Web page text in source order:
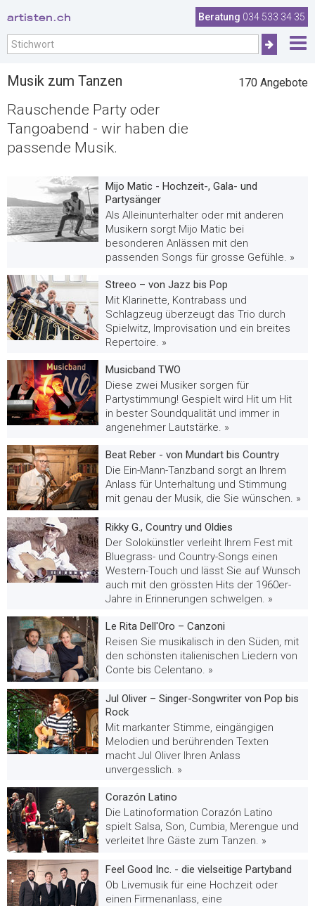
artisten.ch Beratung 034 533 34 35
Musik zum Tanzen
Rauschende Party oder
Tangoabend - wir haben die
passende Musik.
170 Angebote
Mijo Matic - Hochzeit-, Gala- und
Partysänger
Als Alleinunterhalter oder mit anderen
Musikern sorgt Mijo Matic bei
besonderen Anlässen mit den
passenden Songs für grosse Gefühle. »
Streeo – von Jazz bis Pop
Mit Klarinette, Kontrabass und
Schlagzeug überzeugt das Trio durch
Spielwitz, Improvisation und ein breites
Repertoire. »
Musicband TWO
Diese zwei Musiker sorgen für
Partystimmung! Gespielt wird Hit um Hit
in bester Soundqualität und immer in
angenehmer Lautstärke. »
Beat Reber - von Mundart bis Country
Die Ein-Mann-Tanzband sorgt an Ihrem
Anlass für Unterhaltung und Stimmung
mit genau der Musik, die Sie wünschen. »
Rikky G., Country und Oldies
Der Solokünstler verleiht Ihrem Fest mit
Bluegrass- und Country-Songs einen
Western-Touch und lässt Sie auf Wunsch
auch mit den grössten Hits der 1960er-
Jahre in Erinnerungen schwelgen. »
Le Rita Dell'Oro – Canzoni
Reisen Sie musikalisch in den Süden, mit
den schönsten italienischen Liedern von
Conte bis Celentano. »
Jul Oliver – Singer-Songwriter von Pop bis
Rock
Mit markanter Stimme, eingängigen
Melodien und berührenden Texten
macht Jul Oliver Ihren Anlass
unvergesslich. »
Corazón Latino
Die Latinoformation Corazón Latino
spielt Salsa, Son, Cumbia, Merengue und
verleitet Ihre Gäste zum Tanzen. »
Feel Good Inc. - die vielseitige Partyband
Ob Livemusik für eine Hochzeit oder
einen Firmenanlass, eine